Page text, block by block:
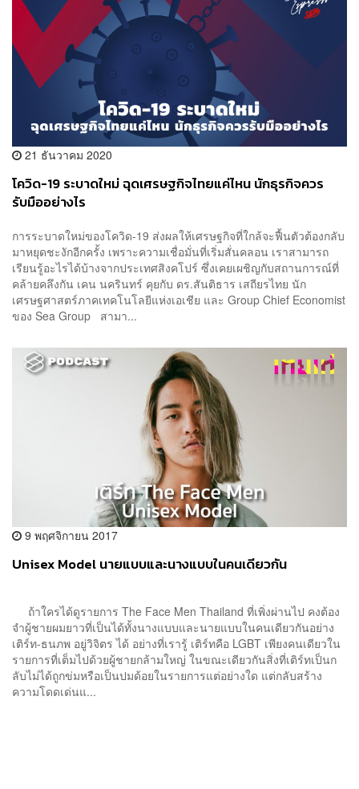
21 ธันวาคม 2020
โควิด-19 ระบาดใหม่ ฉุดเศรษฐกิจไทยแค่ไหน นักธุรกิจควร
รับมืออย่างไร
การระบาดใหม่ของโควิด-19 ส่งผลให้เศรษฐกิจที่ใกล้จะฟื้นตัวต้องกลับ
มาหยุดชะงักอีกครั้ง เพราะความเชื่อมั่นที่เริ่มสั่นคลอน เราสามารถ
เรียนรู้อะไรได้บ้างจากประเทศสิงคโปร์ ซึ่งเคยเผชิญกับสถานการณ์ที่
คล้ายคลึงกัน เคน นครินทร์ คุยกับ ดร.สันติธาร เสถียรไทย นัก
เศรษฐศาสตร์ภาคเทคโนโลยีแห่งเอเชีย และ Group Chief Economist
ของ Sea Group สามา...
9 พฤศจิกายน 2017
Unisex Model นายแบบและนางแบบในคนเดียวกัน
ถ้าใครได้ดูรายการ The Face Men Thailand ที่เพิ่งผ่านไป คงต้อง
จำผู้ชายผมยาวที่เป็นได้ทั้งนางแบบและนายแบบในคนเดียวกันอย่าง
เติร์ท-ธนภพ อยู่วิจิตร ได้ อย่างที่เรารู้ เติร์ทคือ LGBT เพียงคนเดียวใน
รายการที่เต็มไปด้วยผู้ชายกล้ามใหญ่ ในขณะเดียวกันสิ่งที่เติร์ทเป็นก
ลับไม่ได้ถูกข่มหรือเป็นปมด้อยในรายการแต่อย่างใด แต่กลับสร้าง
ความโดดเด่นแ...